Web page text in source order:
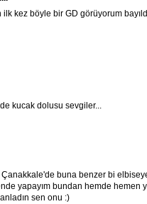
kez böyle bir GD görüyorum
kucak dolusu sevgiler...
buna benzer bi elbiseye
yapayım bundan hemde hemen
sen onu :)